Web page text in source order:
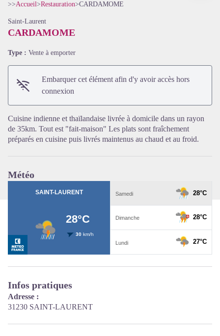
>>Accueil>Restauration>CARDAMOME
Saint-Laurent
CARDAMOME
Type : Vente à emporter
Embarquer cet élément afin d'y avoir accès hors
connexion
Cuisine indienne et thaïlandaise livrée à domicile dans un rayon
de 35km. Tout est "fait-maison" Les plats sont fraîchement
préparés en cuisine puis livrés maintenus au chaud et au froid.
Météo
Infos pratiques
Adresse :
31230 SAINT-LAURENT